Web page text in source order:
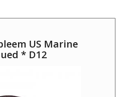
US Marine
* D12